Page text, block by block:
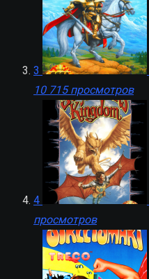
3
10 715 просмотров
4
просмотров